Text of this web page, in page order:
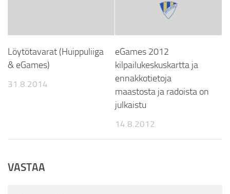
Löytötavarat (Huippuliiga
& eGames)
31.8.2014
eGames 2012
kilpailukeskuskartta ja
ennakkotietoja
maastosta ja radoista on
julkaistu
14.8.2012
VASTAA